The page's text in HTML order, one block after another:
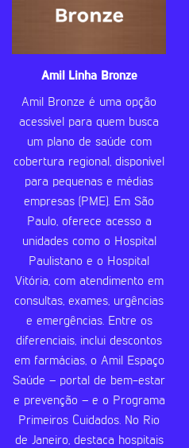
Amil Linha Bronze
Amil Bronze é uma opção
acessível para quem busca
um plano de saúde com
cobertura regional, disponível
para pequenas e médias
empresas (PME). Em São
Paulo, oferece acesso a
unidades como o Hospital
Paulistano e o Hospital
Vitória, com atendimento em
consultas, exames, urgências
e emergências. Entre os
diferenciais, inclui descontos
em farmácias, o Amil Espaço
Saúde – portal de bem-estar
e prevenção – e o Programa
Primeiros Cuidados. No Rio
de Janeiro, destaca hospitais